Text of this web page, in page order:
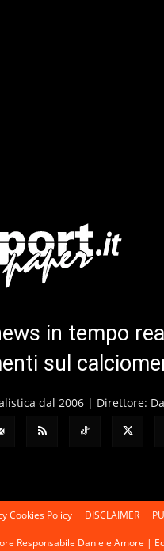
in tempo
sul
dal 2006 | Direttore:
Cookies Policy DISCLAIMER
Responsabile Daniele Amore |